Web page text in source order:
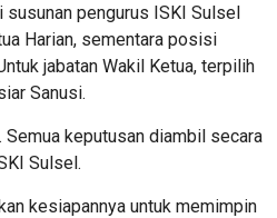
susunan pengurus ISKI Sulsel
Harian, sementara posisi
jabatan Wakil Ketua, terpilih
Sanusi.
Semua keputusan diambil secara
Sulsel.
kesiapannya untuk memimpin